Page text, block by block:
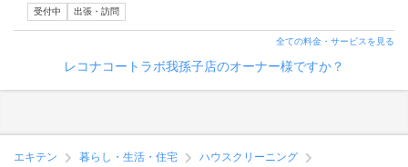
受付中
出張・訪問
全ての料金・サービスを見る
レコナコートラボ我孫子店のオーナー様ですか？
エキテン 暮らし・生活・住宅
ハウスクリーニング